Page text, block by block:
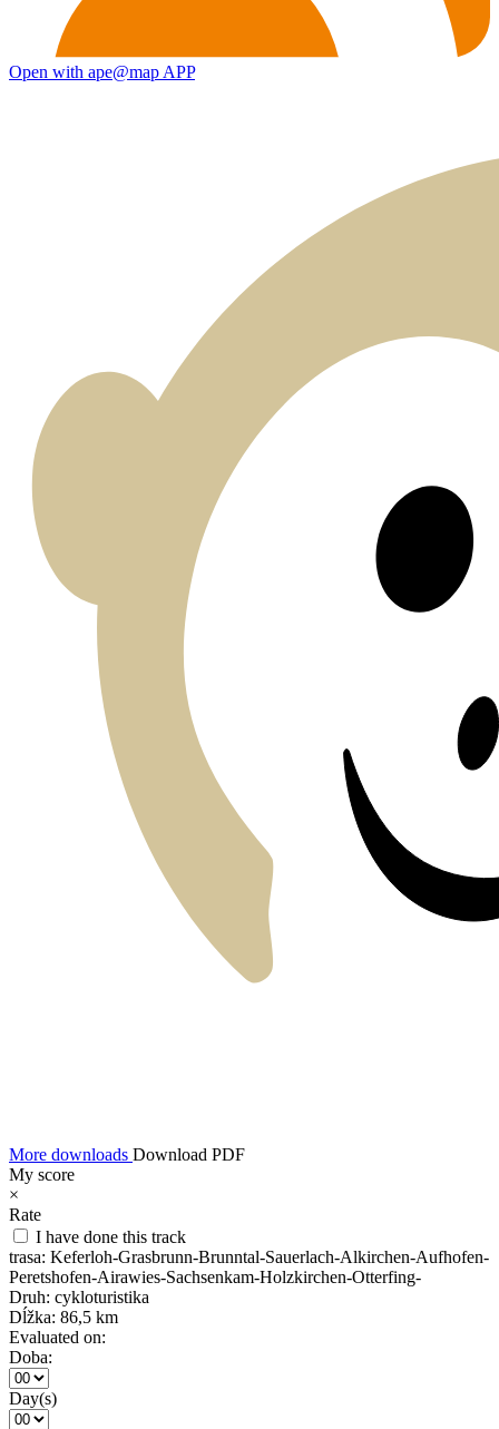
Open with ape@map APP
More downloads Download PDF
My score
×
Rate
I have done this track
trasa: Keferloh-Grasbrunn-Brunntal-Sauerlach-Alkirchen-Aufhofen-
Peretshofen-Airawies-Sachsenkam-Holzkirchen-Otterfing-
Druh: cykloturistika
Dĺžka: 86,5 km
Evaluated on:
Doba:
Day(s)